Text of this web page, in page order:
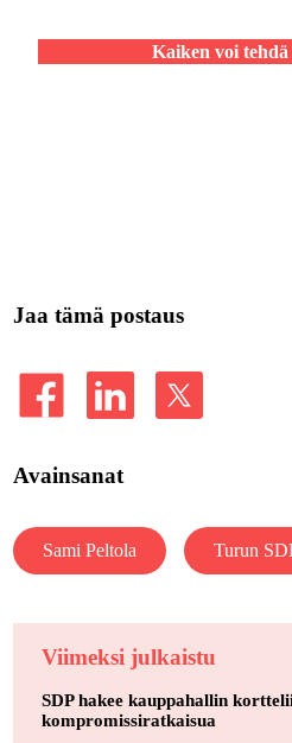
Kaiken voi
Jaa tämä postaus
Avainsanat
Sami Peltola Turun
Viimeksi julkaistu
SDP hakee kauppahallin
kompromissiratkaisua